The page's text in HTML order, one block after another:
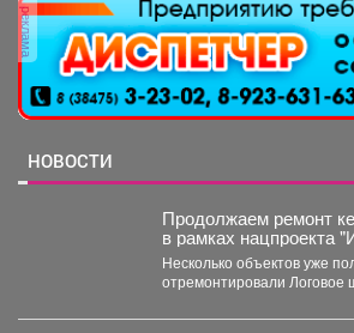
реклама
НОВОСТИ
Продолжаем ремонт
в рамках нацпроекта
для жизни"
Несколько объектов уже
отремонтировали Логовое